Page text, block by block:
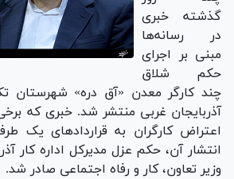
گذشته خبری
در رسانه‌ها
مبنی بر اجرای
حکم شلاق
چند کارگر معدن «آق دره» شهرستان
آذربایجان غربی منتشر شد. خبری که
اعتراض کارگران به قراردادهای یک
انتشار آن، حکم عزل مدیرکل اداره کار
وزیر تعاون، کار و رفاه اجتماعی صادر شد.